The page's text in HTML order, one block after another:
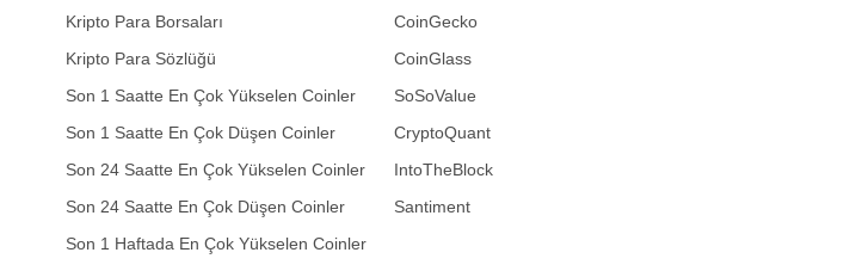
Kripto Para Borsaları
Kripto Para Sözlüğü
Son 1 Saatte En Çok Yükselen Coinler
Son 1 Saatte En Çok Düşen Coinler
Son 24 Saatte En Çok Yükselen Coinler
Son 24 Saatte En Çok Düşen Coinler
Son 1 Haftada En Çok Yükselen Coinler
CoinGecko
CoinGlass
SoSoValue
CryptoQuant
IntoTheBlock
Santiment